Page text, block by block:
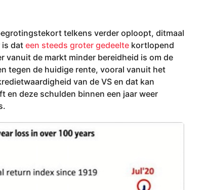
telkens verder oploopt, ditmaal
is dat een steeds groter gedeelte kortlopend
vanuit de markt minder bereidheid is om de
tegen de huidige rente, vooral vanuit het
van de VS en dat kan
en deze schulden binnen een jaar weer